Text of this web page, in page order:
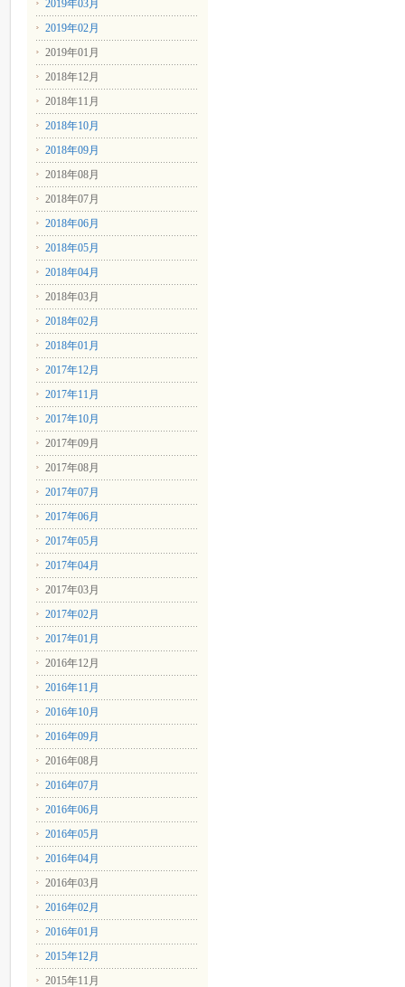
2019年03月
2019年02月
2019年01月
2018年12月
2018年11月
2018年10月
2018年09月
2018年08月
2018年07月
2018年06月
2018年05月
2018年04月
2018年03月
2018年02月
2018年01月
2017年12月
2017年11月
2017年10月
2017年09月
2017年08月
2017年07月
2017年06月
2017年05月
2017年04月
2017年03月
2017年02月
2017年01月
2016年12月
2016年11月
2016年10月
2016年09月
2016年08月
2016年07月
2016年06月
2016年05月
2016年04月
2016年03月
2016年02月
2016年01月
2015年12月
2015年11月